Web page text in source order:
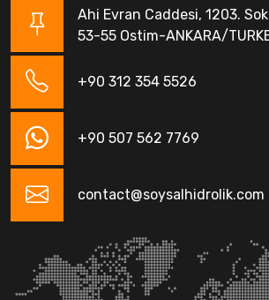
Ahi Evran Caddesi, 1203.
53-55 Ostim-ANKARA/
+90 312 354 5526
+90 507 562 7769
contact@soysalhidrolik.com